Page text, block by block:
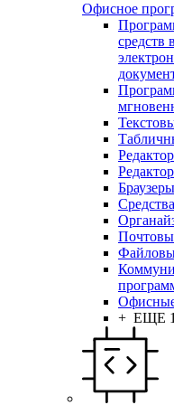
Офисное
средств
Браузеры
+ ЕЩЕ